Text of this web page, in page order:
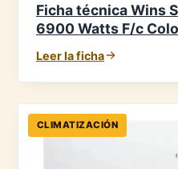
Ficha técnica Wins
6900 Watts F/c
Leer la ficha
CLIMATIZACIÓN